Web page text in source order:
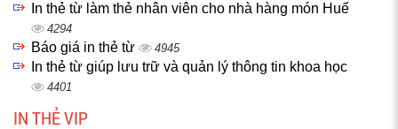
In thẻ từ làm thẻ nhân viên cho nhà hàng món Huế
4294
Báo giá in thẻ từ 4945
In thẻ từ giúp lưu trữ và quản lý thông tin khoa học
4401
IN THẺ VIP